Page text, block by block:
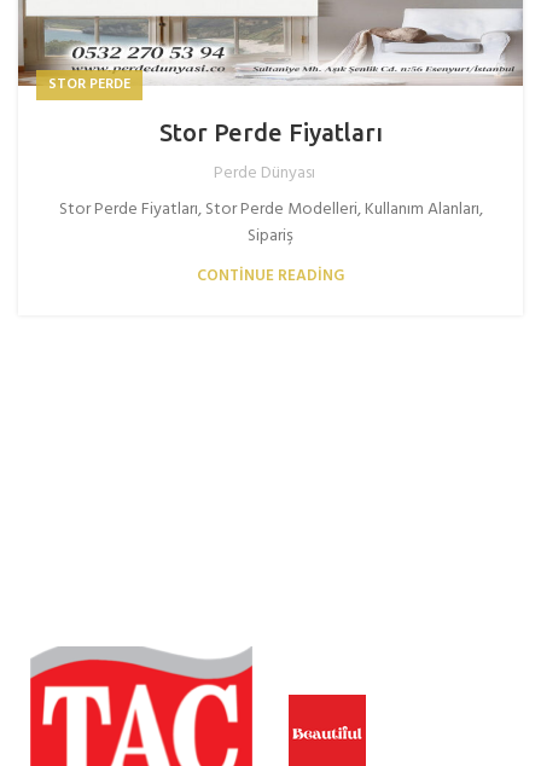
STOR PERDE
Stor Perde Fiyatları
Perde Dünyası
Stor Perde Fiyatları, Stor Perde Modelleri, Kullanım Alanları,
Sipariş
CONTINUE READING